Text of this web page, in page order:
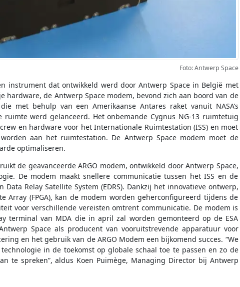
Foto: Antwerp Space
instrument dat ontwikkeld werd door Antwerp Space in België met
hardware, de Antwerp Space modem, bevond zich aan boord van de
met behulp van een Amerikaanse Antares raket vanuit NASA’s
werd gelanceerd. Het onbemande Cygnus NG-13 ruimtetuig
en hardware voor het Internationale Ruimtestation (ISS) en moet
aan het ruimtestation. De Antwerp Space modem moet de
optimaliseren.
de geavanceerde ARGO modem, ontwikkeld door Antwerp Space,
De modem maakt snellere communicatie tussen het ISS en de
Relay Satellite System (EDRS). Dankzij het innovatieve ontwerp,
Array (FPGA), kan de modem worden geherconfigureerd tijdens de
voor verschillende vereisten omtrent communicatie. De modem is
terminal van MDA die in april zal worden gemonteerd op de ESA
Space als producent van vooruitstrevende apparatuur voor
en het gebruik van de ARGO Modem een bijkomend succes. “We
in de toekomst op globale schaal toe te passen en zo de
te spreken”, aldus Koen Puimège, Managing Director bij Antwerp